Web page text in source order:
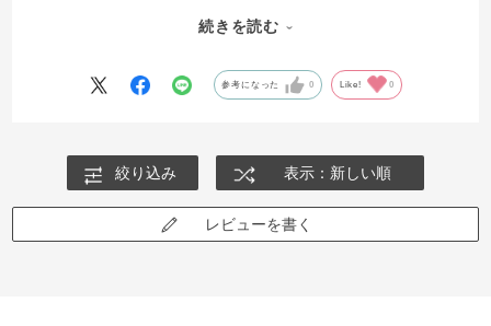
えて本体は非常にきれいで満足しています。
精細で、拡大してみると、こんなところまできちっと写るの
知らされます。
したが、腑落ちする点が有り、色味いろいろと自分で調整できる
方が使用されることを想定されているのかな？と思います。撮っ
続きを読む
参考になった 0 Like! 0
絞り込み 表示：新しい順
レビューを書く